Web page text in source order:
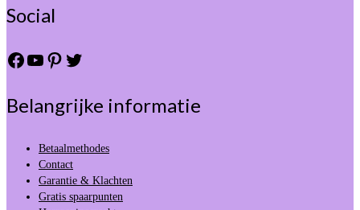
Social
Facebook
YouTube
Pinterest
Twitter
Belangrijke informatie
Betaalmethodes
Contact
Garantie & Klachten
Gratis spaarpunten